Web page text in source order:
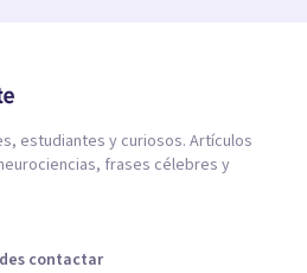
estudiantes y curiosos. Artículos
frases célebres y
contactar